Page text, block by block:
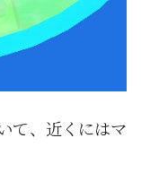
て、近くにはマ